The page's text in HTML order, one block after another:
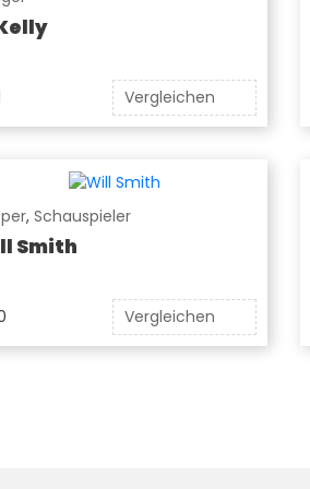
Vergleichen
,Schauspieler
Smith
Vergleichen